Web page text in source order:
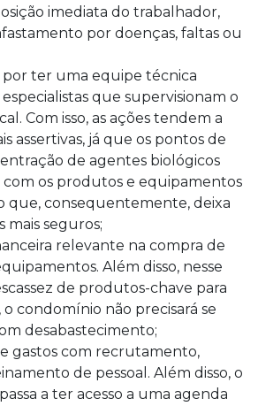
imediata do trabalhador,
por doenças, faltas ou
ter uma equipe técnica
que supervisionam o
Com isso, as ações tendem a
assertivas, já que os pontos de
de agentes biológicos
com os produtos e equipamentos
que, consequentemente, deixa
mais seguros;
relevante na compra de
Além disso, nesse
de produtos-chave para
o condomínio não precisará se
desabastecimento;
gastos com recrutamento,
de pessoal. Além disso, o
a ter acesso a uma agenda